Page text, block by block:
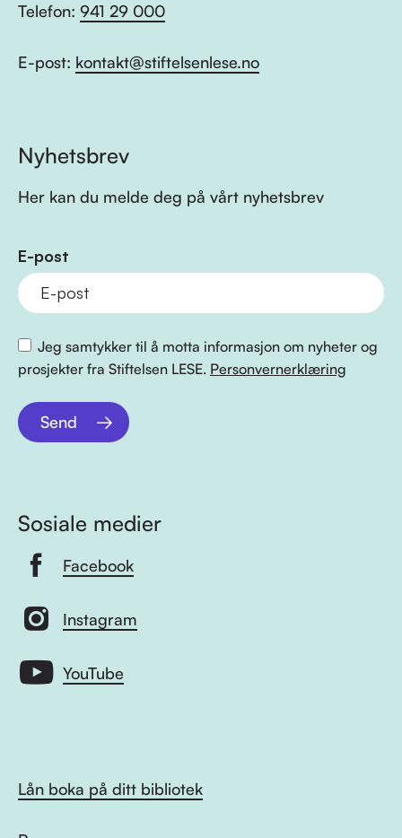
Telefon: 941 29 000
E-post: kontakt@stiftelsenlese.no
Nyhetsbrev
Her kan du melde deg på vårt nyhetsbrev
E-post
Jeg samtykker til å motta informasjon om nyheter og
prosjekter fra Stiftelsen LESE. Personvernerklæring
Send
Sosiale medier
Facebook
Instagram
YouTube
Lån boka på ditt bibliotek